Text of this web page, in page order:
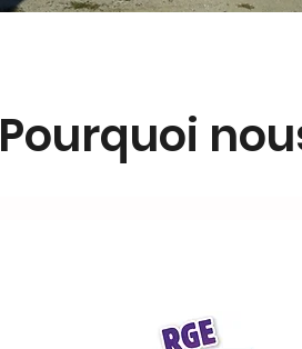
Pourquoi